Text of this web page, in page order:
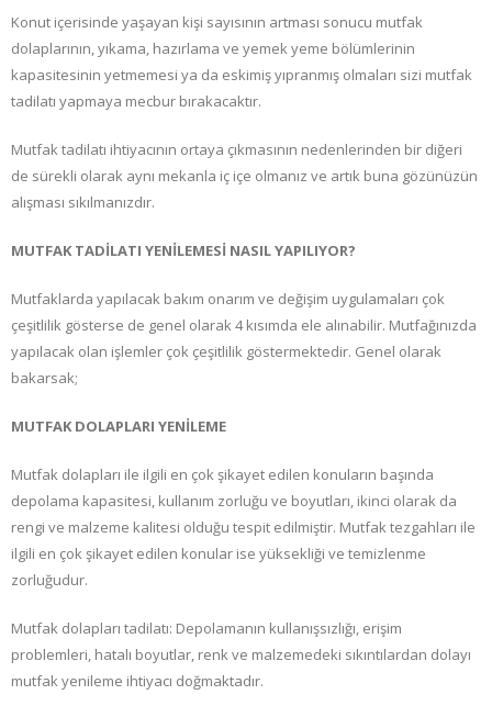
Konut içerisinde yaşayan kişi sayısının artması sonucu mutfak
dolaplarının, yıkama, hazırlama ve yemek yeme bölümlerinin
kapasitesinin yetmemesi ya da eskimiş yıpranmış olmaları sizi mutfak
tadilatı yapmaya mecbur bırakacaktır.
Mutfak tadilatı ihtiyacının ortaya çıkmasının nedenlerinden bir diğeri
de sürekli olarak aynı mekanla iç içe olmanız ve artık buna gözünüzün
alışması sıkılmanızdır.
MUTFAK TADİLATI YENİLEMESİ NASIL YAPILIYOR?
Mutfaklarda yapılacak bakım onarım ve değişim uygulamaları çok
çeşitlilik gösterse de genel olarak 4 kısımda ele alınabilir. Mutfağınızda
yapılacak olan işlemler çok çeşitlilik göstermektedir. Genel olarak
bakarsak;
MUTFAK DOLAPLARI YENİLEME
Mutfak dolapları ile ilgili en çok şikayet edilen konuların başında
depolama kapasitesi, kullanım zorluğu ve boyutları, ikinci olarak da
rengi ve malzeme kalitesi olduğu tespit edilmiştir. Mutfak tezgahları ile
ilgili en çok şikayet edilen konular ise yüksekliği ve temizlenme
zorluğudur.
Mutfak dolapları tadilatı: Depolamanın kullanışsızlığı, erişim
problemleri, hatalı boyutlar, renk ve malzemedeki sıkıntılardan dolayı
mutfak yenileme ihtiyacı doğmaktadır.